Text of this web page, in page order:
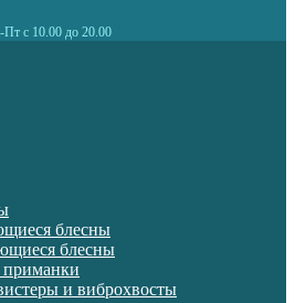
с 10.00 до 20.00
блесны
блесны
и виброхвосты